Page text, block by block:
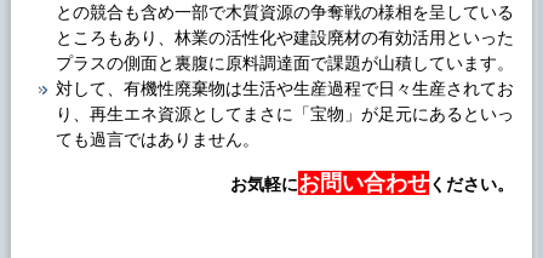
との競合も含め一部で木質資源の争奪戦の様相を呈している
ところもあり、林業の活性化や建設廃材の有効活用といった
プラスの側面と裏腹に原料調達面で課題が山積しています。
対して、有機性廃棄物は生活や生産過程で日々生産されてお
り、再生エネ資源としてまさに「宝物」が足元にあるといっ
ても過言ではありません。
お気軽にお問い合わせください。